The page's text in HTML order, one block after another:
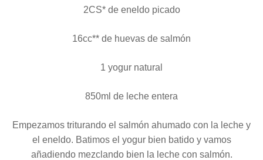
2CS* de eneldo picado
16cc** de huevas de salmón
1 yogur natural
850ml de leche entera
Empezamos triturando el salmón ahumado con la leche y
el eneldo. Batimos el yogur bien batido y vamos
añadiendo mezclando bien la leche con salmón.